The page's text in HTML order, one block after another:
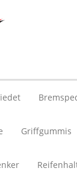
Griffgummis